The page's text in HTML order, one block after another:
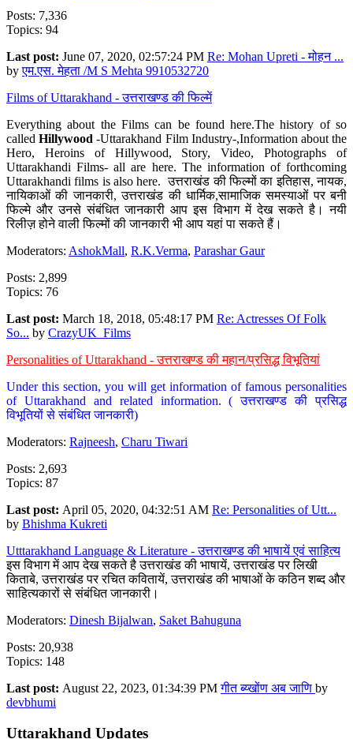
Posts: 7,336
Topics: 94
Last post: June 07, 2020, 02:57:24 PM Re: Mohan Upreti - मोहन ...
byएम.एस. मेहता /M S Mehta 9910532720
Films of Uttarakhand - उत्तराखण्ड की फिल्में
Everything about the Films can be found here.The history of so
calledHillywood-Uttarakhand Film Industry-,Information about the
Hero, Heroins of Hillywood, Story, Video, Photographs of
Uttarakhandi Films- all are here. The information of forthcoming
Uttarakhandi films is also here. उत्तराखंड की फिल्मों का इतिहास, नायक,
नायिकाओं की जानकारी, उत्तराखंड की धार्मिक,सामाजिक समस्याओं पर बनी
फिल्मे और उनसे संबंधित जानकारी आप इस विभाग में देख सकते है। नयी
रिलीज़ होने वाली फिल्मों की जानकारी भी आप यहां पा सकते हैं।
Moderators: AshokMall, R.K.Verma, Parashar Gaur
Posts: 2,899
Topics: 76
Last post: March 18, 2018, 05:48:17 PM Re: Actresses Of Folk
So... by CrazyUK_Films
Personalities of Uttarakhand - उत्तराखण्ड की महान/प्रसिद्ध विभूतियां
Under this section, you will get information of famous personalities
of Uttarakhand and related information. ( उत्तराखण्ड की प्रसिद्ध
विभूतियों से संबंधित जानकारी)
Moderators: Rajneesh, Charu Tiwari
Posts: 2,693
Topics: 87
Last post: April 05, 2020, 04:32:51 AM Re: Personalities of Utt...
by Bhishma Kukreti
Utttarakhand Language & Literature - उत्तराखण्ड की भाषायें एवं साहित्य
इस विभाग में आप देख सकते है उत्तराखंड की भाषायें, उत्तराखंड पर लिखी
किताबे, उत्तराखंड पर रचित कवितायें, उत्तराखंड की भाषाओं के कठिन शब्द और
साहित्यकारों से संबंधित जानकारी।
Moderators: Dinesh Bijalwan, Saket Bahuguna
Posts: 20,938
Topics: 148
Last post: August 22, 2023, 01:34:39 PMगीत ब्य्खोंण अब जाणि by
devbhumi
Uttarakhand Updates